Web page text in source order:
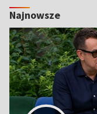
Najnowsze